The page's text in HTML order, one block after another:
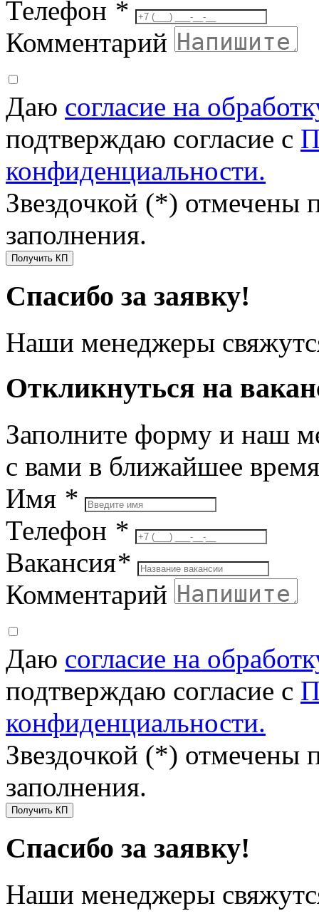
Телефон *
Комментарий
Даю согласие на
подтверждаю согласие с
конфиденциальности.
Звездочкой (*) отмечены
заполнения.
Получить КП
Спасибо за заявку!
Наши менеджеры
Откликнуться на
Заполните форму и наш
с вами в ближайшее время
Имя *
Телефон *
Вакансия*
Комментарий
Даю согласие на
подтверждаю согласие с
конфиденциальности.
Звездочкой (*) отмечены
заполнения.
Получить КП
Спасибо за заявку!
Наши менеджеры